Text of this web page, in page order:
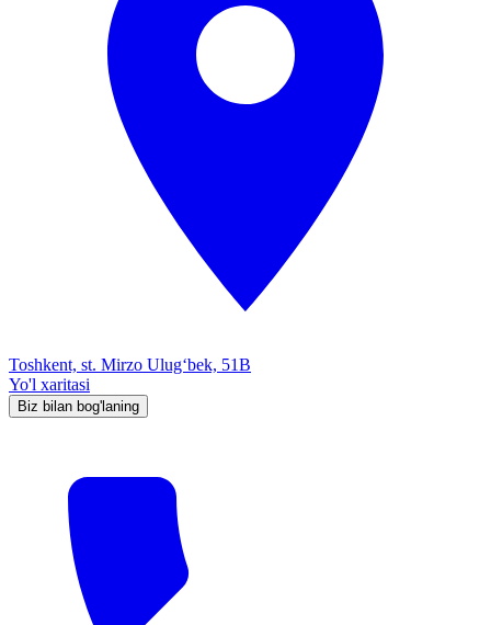
Toshkent, st. Mirzo Ulug‘bek, 51B
Yo'l xaritasi
Biz bilan bog'laning